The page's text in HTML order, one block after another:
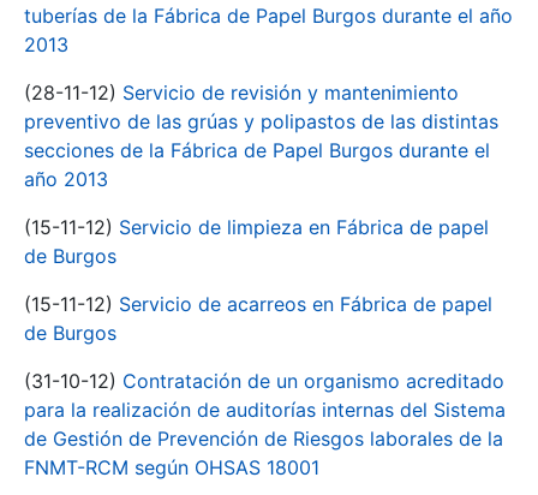
tuberías de la Fábrica de Papel Burgos durante el año
2013
(28-11-12) Servicio de revisión y mantenimiento
preventivo de las grúas y polipastos de las distintas
secciones de la Fábrica de Papel Burgos durante el
año 2013
(15-11-12) Servicio de limpieza en Fábrica de papel
de Burgos
(15-11-12) Servicio de acarreos en Fábrica de papel
de Burgos
(31-10-12) Contratación de un organismo acreditado
para la realización de auditorías internas del Sistema
de Gestión de Prevención de Riesgos laborales de la
FNMT-RCM según OHSAS 18001